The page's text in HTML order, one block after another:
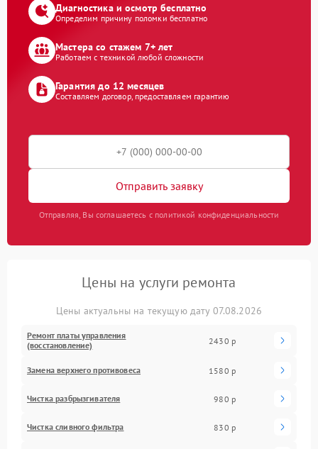
Диагностика и осмотр бесплатно
Определим причину поломки бесплатно
Мастера со стажем 7+ лет
Работаем с техникой любой сложности
Гарантия до 12 месяцев
Составляем договор, предоставляем гарантию
Отправить заявку
Отправляя, Вы соглашаетесь с политикой конфиденциальности
Цены на услуги ремонта
Цены актуальны на текущую дату 07.08.2026
Ремонт платы управления
(восстановление)
2430 р
Замена верхнего противовеса 1580 р
Чистка разбрызгивателя 980 р
Чистка сливного фильтра 830 р